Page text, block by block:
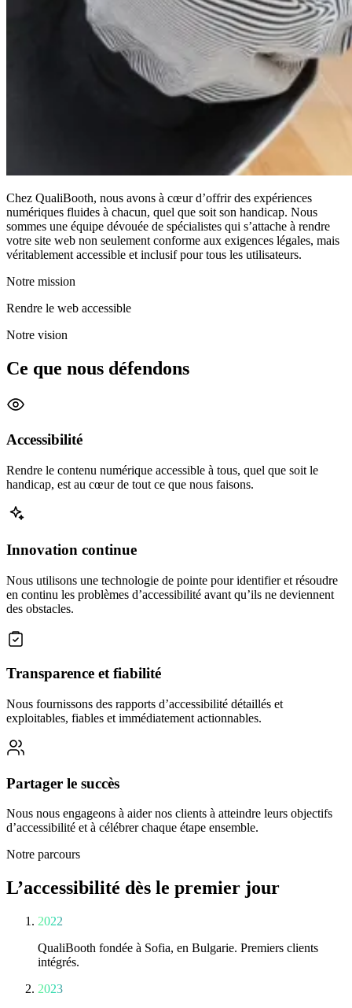
Chez QualiBooth, nous avons à cœur d’offrir des expériences
numériques fluides à chacun, quel que soit son handicap. Nous
sommes une équipe dévouée de spécialistes qui s’attache à rendre
votre site web non seulement conforme aux exigences légales, mais
véritablement accessible et inclusif pour tous les utilisateurs.
Notre mission
Rendre le web accessible
Notre vision
Ce que nous défendons
Accessibilité
Rendre le contenu numérique accessible à tous, quel que soit le
handicap, est au cœur de tout ce que nous faisons.
Innovation continue
Nous utilisons une technologie de pointe pour identifier et résoudre
en continu les problèmes d’accessibilité avant qu’ils ne deviennent
des obstacles.
Transparence et fiabilité
Nous fournissons des rapports d’accessibilité détaillés et
exploitables, fiables et immédiatement actionnables.
Partager le succès
Nous nous engageons à aider nos clients à atteindre leurs objectifs
d’accessibilité et à célébrer chaque étape ensemble.
Notre parcours
L’accessibilité dès le premier jour
2022
QualiBooth fondée à Sofia, en Bulgarie. Premiers clients
intégrés.
2023